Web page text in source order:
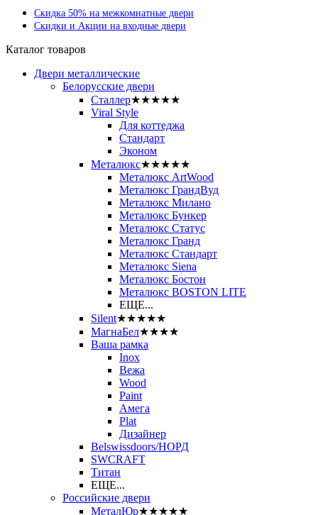
Скидка 50% на межкомнатные двери
Скидки и Акции на входные двери
Каталог товаров
Двери металлические
Белорусские двери
Сталлер★★★★★
Viral Style
Для коттеджа
Стандарт
Эконом
Металюкс★★★★★
Металюкс ArtWood
Металюкс ГрандВуд
Металюкс Милано
Металюкс Бункер
Металюкс Статус
Металюкс Гранд
Металюкс Стандарт
Металюкс Siena
Металюкс Бостон
Металюкс BOSTON LITE
ЕЩЕ...
Silent★★★★★
МагнаБел★★★★
Ваша рамка
Inox
Вежа
Wood
Paint
Амега
Plat
Дизайнер
Belswissdoors/НОРД
SWCRAFT
Титан
ЕЩЕ...
Российские двери
МеталЮр★★★★★